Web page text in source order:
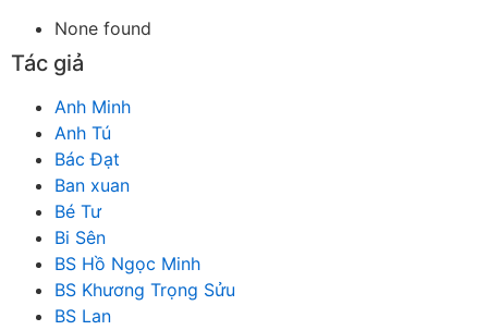
None found
Tác giả
Anh Minh
Anh Tú
Bác Đạt
Ban xuan
Bé Tư
Bi Sên
BS Hồ Ngọc Minh
BS Khương Trọng Sửu
BS Lan